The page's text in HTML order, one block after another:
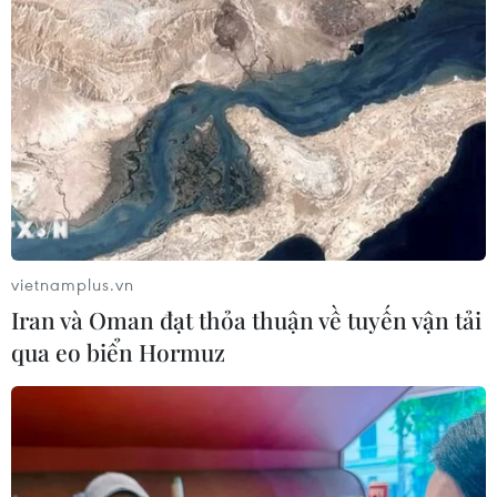
Chủ tịch Quốc hội Thái Lan dự khai
mạc Triển lãm 50 năm quan hệ ngoại
giao Việt Nam-Thái Lan
06/08/2026 05:48
Hà Nội: 'Đánh thức' di sản văn hóa,
mở đường cho sáng tạo
06/08/2026 04:25
Quảng Trị bảo tồn di tích và hệ thống
mạch nước ngầm ở 14 giếng cổ xã
Cồn Tiên
vietnamplus.vn
Iran và Oman đạt thỏa thuận về tuyến vận tải
qua eo biển Hormuz